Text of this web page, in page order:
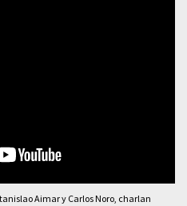
Aimar y Carlos Noro, charlan